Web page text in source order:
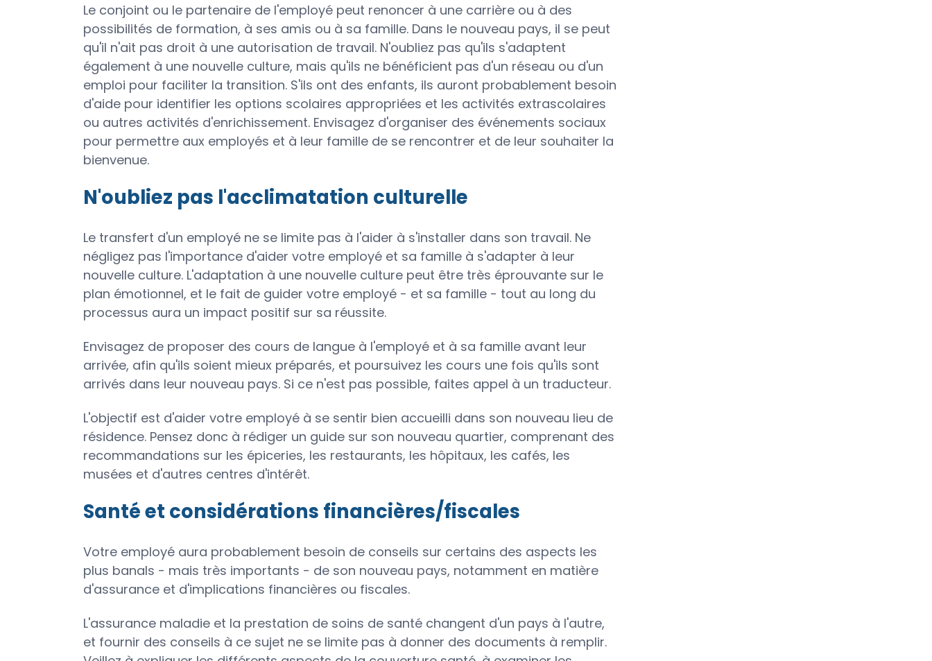
Le conjoint ou le partenaire de l'employé peut renoncer à une carrière ou à des
possibilités de formation, à ses amis ou à sa famille. Dans le nouveau pays, il se peut
qu'il n'ait pas droit à une autorisation de travail. N'oubliez pas qu'ils s'adaptent
également à une nouvelle culture, mais qu'ils ne bénéficient pas d'un réseau ou d'un
emploi pour faciliter la transition. S'ils ont des enfants, ils auront probablement besoin
d'aide pour identifier les options scolaires appropriées et les activités extrascolaires
ou autres activités d'enrichissement. Envisagez d'organiser des événements sociaux
pour permettre aux employés et à leur famille de se rencontrer et de leur souhaiter la
bienvenue.
N'oubliez pas l'acclimatation culturelle
Le transfert d'un employé ne se limite pas à l'aider à s'installer dans son travail. Ne
négligez pas l'importance d'aider votre employé et sa famille à s'adapter à leur
nouvelle culture. L'adaptation à une nouvelle culture peut être très éprouvante sur le
plan émotionnel, et le fait de guider votre employé - et sa famille - tout au long du
processus aura un impact positif sur sa réussite.
Envisagez de proposer des cours de langue à l'employé et à sa famille avant leur
arrivée, afin qu'ils soient mieux préparés, et poursuivez les cours une fois qu'ils sont
arrivés dans leur nouveau pays. Si ce n'est pas possible, faites appel à un traducteur.
L'objectif est d'aider votre employé à se sentir bien accueilli dans son nouveau lieu de
résidence. Pensez donc à rédiger un guide sur son nouveau quartier, comprenant des
recommandations sur les épiceries, les restaurants, les hôpitaux, les cafés, les
musées et d'autres centres d'intérêt.
Santé et considérations financières/fiscales
Votre employé aura probablement besoin de conseils sur certains des aspects les
plus banals - mais très importants - de son nouveau pays, notamment en matière
d'assurance et d'implications financières ou fiscales.
L'assurance maladie et la prestation de soins de santé changent d'un pays à l'autre,
et fournir des conseils à ce sujet ne se limite pas à donner des documents à remplir.